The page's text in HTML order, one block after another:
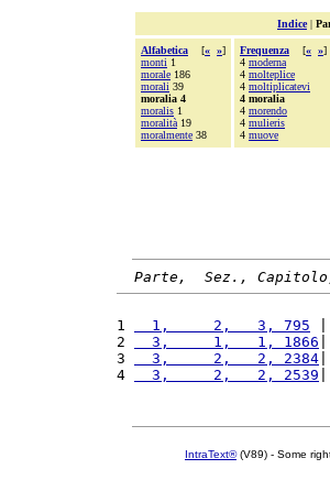
Indice|
Alfabetica [« »]
monti 1
morale 186
morali 39
moralia 4
moralis 1
moralità 19
moralmente 38
Frequenza [« »]
4 moderna
4 molteplice
4 moltiplicatevi
4 moralia
4 morendo
4 mulieris
4 muove
Parte,  Sez., Capitolo,
1
  1,     2,   3, 795
2
  3,     1,   1, 1866
3
  3,     2,   2, 2384
4
  3,     2,   2, 2539
IntraText®(V89) - Some